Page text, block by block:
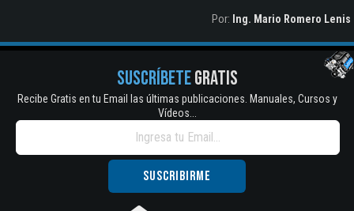
Por: Ing. Mario Romero Lenis
SUSCRÍBETEGRATIS
Recibe Gratis en tu Email las últimas publicaciones. Manuales, Cursos y
Vídeos...